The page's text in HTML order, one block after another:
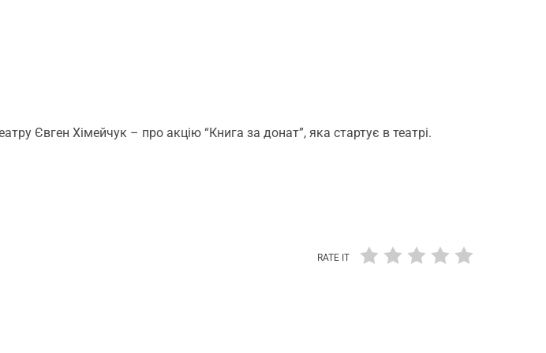
Євген Хімейчук – про акцію “Книга за донат”, яка стартує в театрі.
RATE IT